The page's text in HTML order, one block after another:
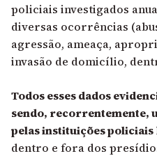
policiais investigados
diversas ocorrências
agressão, ameaça,
invasão de domicílio,
Todos esses dados
sendo, recorrentemente,
pelas instituições
dentro e fora dos